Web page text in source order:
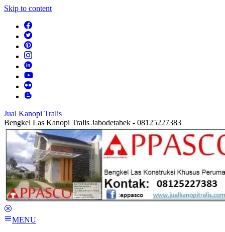
Skip to content
Jual Kanopi Tralis
Bengkel Las Kanopi Tralis Jabodetabek - 08125227383
MENU